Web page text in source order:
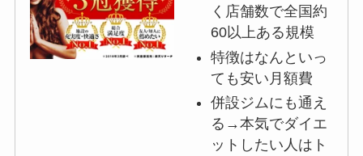
く店舗数で全国約
60以上ある規模
特徴はなんといっ
ても安い月額費
併設ジムにも通え
る→本気でダイエ
ットしたい人はト